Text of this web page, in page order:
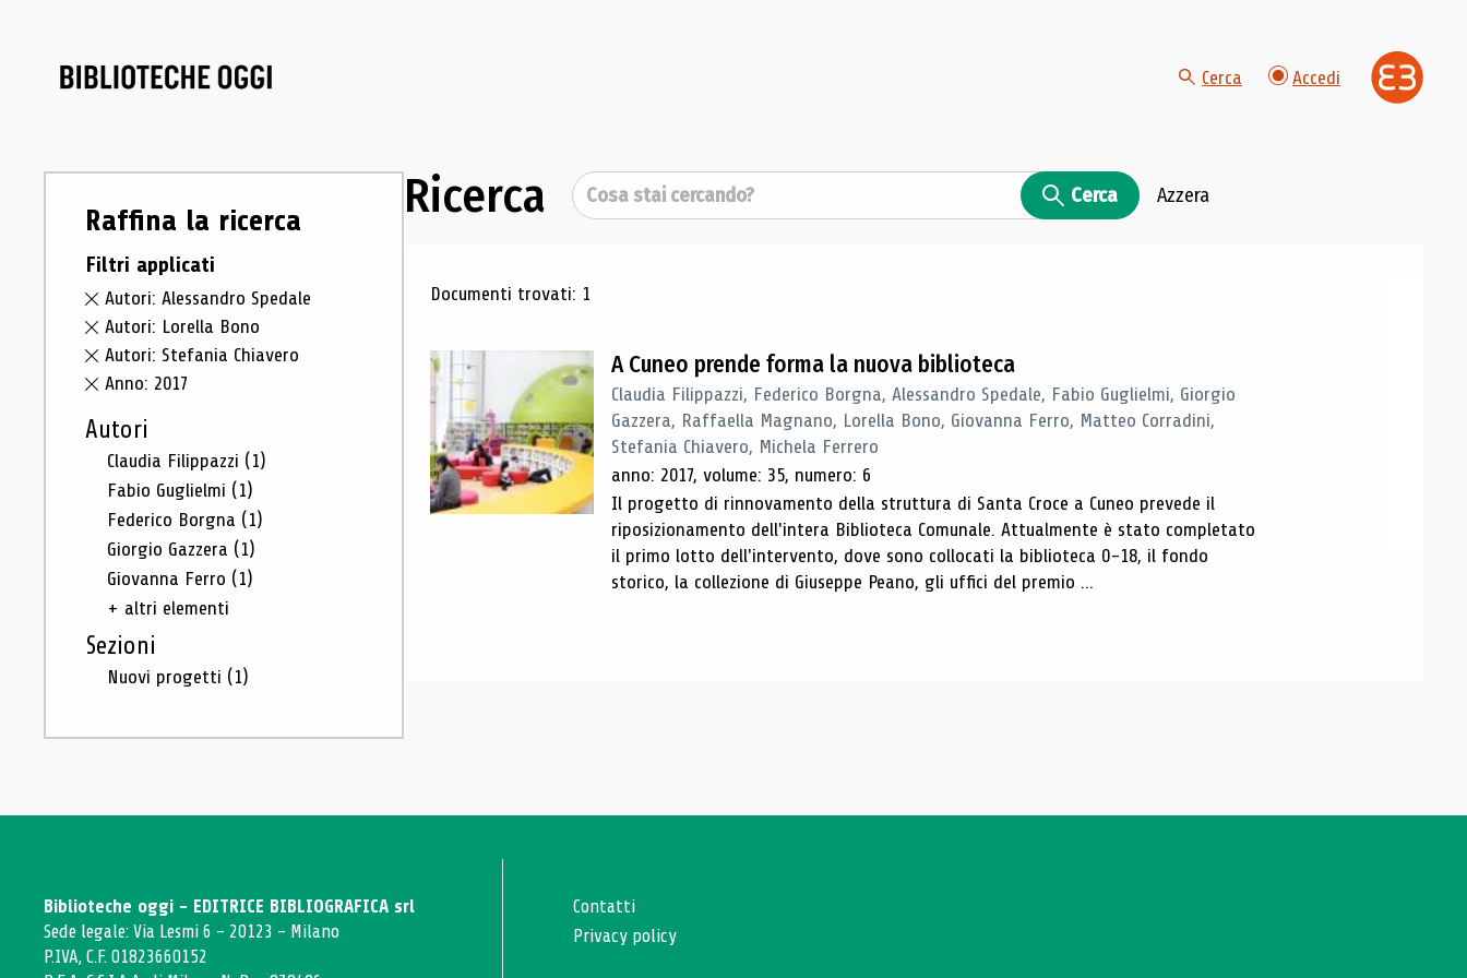
Cerca Accedi
Raffina la ricerca
Filtri applicati
Autori: Alessandro Spedale
Autori: Lorella Bono
Autori: Stefania Chiavero
Anno: 2017
Autori
Claudia Filippazzi (1)
Fabio Guglielmi (1)
Federico Borgna (1)
Giorgio Gazzera (1)
Giovanna Ferro (1)
+ altri elementi
Sezioni
Nuovi progetti (1)
Ricerca Cerca Cerca Azzera
Risultati di ricerca
Documenti trovati: 1
A Cuneo prende forma la nuova biblioteca
Claudia Filippazzi, Federico Borgna, Alessandro Spedale, Fabio Guglielmi, Giorgio
Gazzera, Raffaella Magnano, Lorella Bono, Giovanna Ferro, Matteo Corradini,
Stefania Chiavero, Michela Ferrero
anno: 2017, volume: 35, numero: 6
Il progetto di rinnovamento della struttura di Santa Croce a Cuneo prevede il
riposizionamento dell'intera Biblioteca Comunale. Attualmente è stato completato
il primo lotto dell'intervento, dove sono collocati la biblioteca 0-18, il fondo
storico, la collezione di Giuseppe Peano, gli uffici del premio ...
Biblioteche oggi - EDITRICE BIBLIOGRAFICA srl
Sede legale: Via Lesmi 6 - 20123 - Milano
P.IVA, C.F. 01823660152
Contatti
Privacy policy